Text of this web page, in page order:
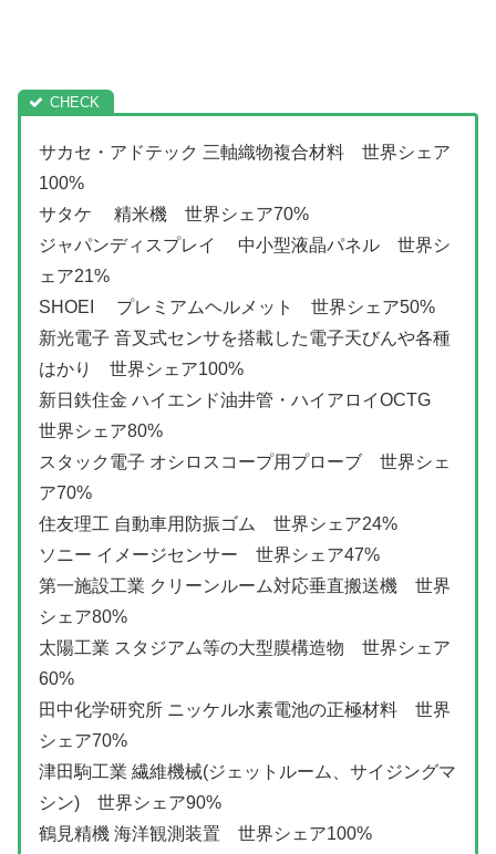
サカセ・アドテック 三軸織物複合材料 世界シェア
100%
サタケ 精米機 世界シェア70%
ジャパンディスプレイ 中小型液晶パネル 世界シ
ェア21%
SHOEI プレミアムヘルメット 世界シェア50%
新光電子 音叉式センサを搭載した電子天びんや各種
はかり 世界シェア100%
新日鉄住金 ハイエンド油井管・ハイアロイOCTG
世界シェア80%
スタック電子 オシロスコープ用プローブ 世界シェ
ア70%
住友理工 自動車用防振ゴム 世界シェア24%
ソニー イメージセンサー 世界シェア47%
第一施設工業 クリーンルーム対応垂直搬送機 世界
シェア80%
太陽工業 スタジアム等の大型膜構造物 世界シェア
60%
田中化学研究所 ニッケル水素電池の正極材料 世界
シェア70%
津田駒工業 繊維機械(ジェットルーム、サイジングマ
シン) 世界シェア90%
鶴見精機 海洋観測装置 世界シェア100%